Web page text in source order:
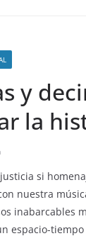
y
la
si
nuestra
inabarcables
espacio-